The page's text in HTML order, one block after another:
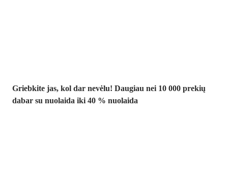
Griebkite jas, kol dar nevėlu! Daugiau nei 10 000 prekių
dabar su nuolaida iki 40 % nuolaida